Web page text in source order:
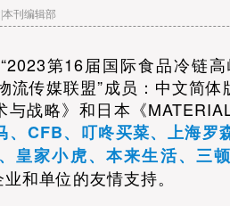
刊编辑部
第16届国际食品冷链
流传媒联盟”成员：中文简
与战略》和日本《
、CFB、叮咚买菜、上海罗
皇家小虎、本来生活、三
和单位的友情支持。